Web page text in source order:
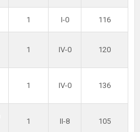
1 I-0 116
1 IV-0 120
1 IV-0 136
1 II-8 105